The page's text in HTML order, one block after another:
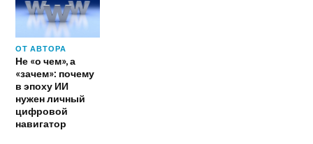
ОТ АВТОРА
Не «о чем», а
«зачем»: почему
в эпоху ИИ
нужен личный
цифровой
навигатор